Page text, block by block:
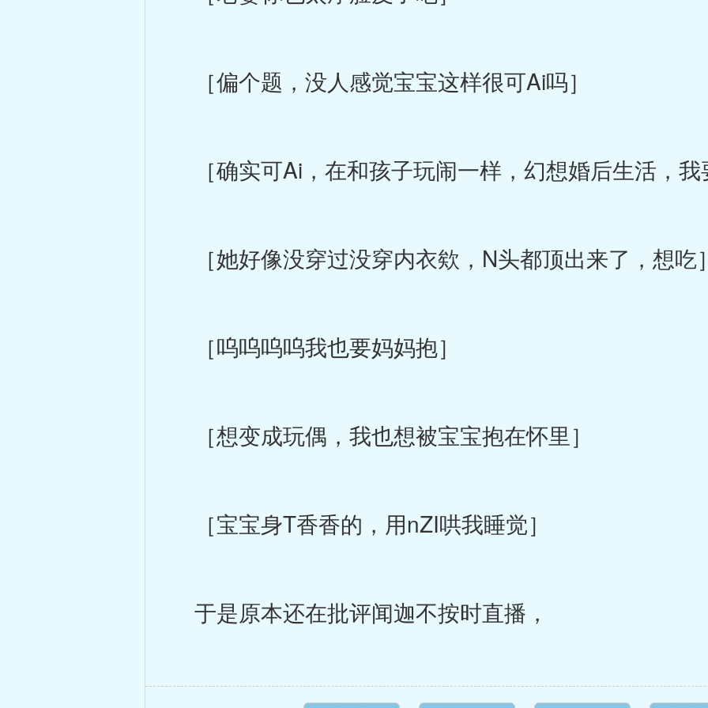
［偏个题，没人感觉宝宝这样很可Ai吗］
［确实可Ai，在和孩子玩闹一样，幻想婚后生活，我
［她好像没穿过没穿内衣欸，N头都顶出来了，想吃］
［呜呜呜呜我也要妈妈抱］
［想变成玩偶，我也想被宝宝抱在怀里］
［宝宝身T香香的，用nZI哄我睡觉］
于是原本还在批评闻迦不按时直播，